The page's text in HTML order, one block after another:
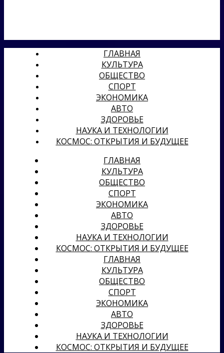
ГЛАВНАЯ
КУЛЬТУРА
ОБЩЕСТВО
СПОРТ
ЭКОНОМИКА
АВТО
ЗДОРОВЬЕ
НАУКА И ТЕХНОЛОГИИ
КОСМОС: ОТКРЫТИЯ И БУДУЩЕЕ
ГЛАВНАЯ
КУЛЬТУРА
ОБЩЕСТВО
СПОРТ
ЭКОНОМИКА
АВТО
ЗДОРОВЬЕ
НАУКА И ТЕХНОЛОГИИ
КОСМОС: ОТКРЫТИЯ И БУДУЩЕЕ
ГЛАВНАЯ
КУЛЬТУРА
ОБЩЕСТВО
СПОРТ
ЭКОНОМИКА
АВТО
ЗДОРОВЬЕ
НАУКА И ТЕХНОЛОГИИ
КОСМОС: ОТКРЫТИЯ И БУДУЩЕЕ